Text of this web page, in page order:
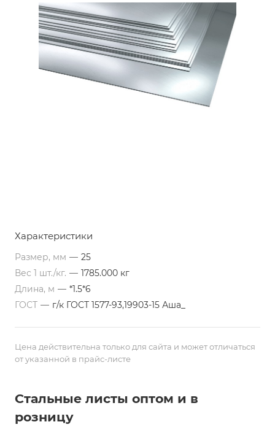
Характеристики
Размер, мм — 25
Вес 1 шт./кг. — 1785.000 кг
Длина, м — *1.5*6
ГОСТ — г/к ГОСТ 1577-93,19903-15 Аша_
Цена действительна только для сайта и может отличаться
от указанной в прайс-листе
Стальные листы оптом и в
розницу